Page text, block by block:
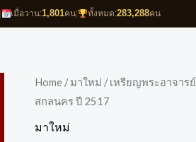
เมื่อวาน:1,801คน ทั้งหมด:283,288คน
Home /มาใหม่ / เหรียญพระอาจาร
สกลนคร ปี 2517
มาใหม่